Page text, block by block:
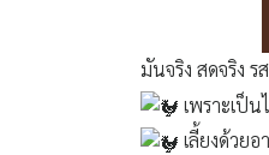
มันจริง สดจริง
เพราะเป็
เลี้ยงด้วย